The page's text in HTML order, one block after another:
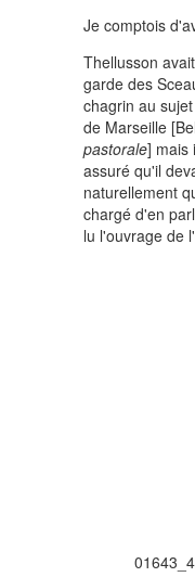
Je comptois
Thellusson
garde des
chagrin au
de Marseille
pastorale] mais
assuré qu'il
naturellement
chargé d'en
lu l'ouvrage de